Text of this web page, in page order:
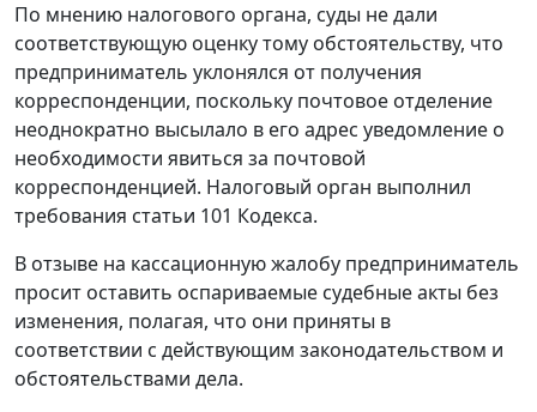
По мнению налогового органа, суды не дали
соответствующую оценку тому обстоятельству, что
предприниматель уклонялся от получения
корреспонденции, поскольку почтовое отделение
неоднократно высылало в его адрес уведомление о
необходимости явиться за почтовой
корреспонденцией. Налоговый орган выполнил
требования статьи 101 Кодекса.
В отзыве на кассационную жалобу предприниматель
просит оставить оспариваемые судебные акты без
изменения, полагая, что они приняты в
соответствии с действующим законодательством и
обстоятельствами дела.